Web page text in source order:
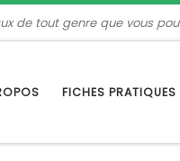
de tout genre que vous
FICHES PRATIQUES